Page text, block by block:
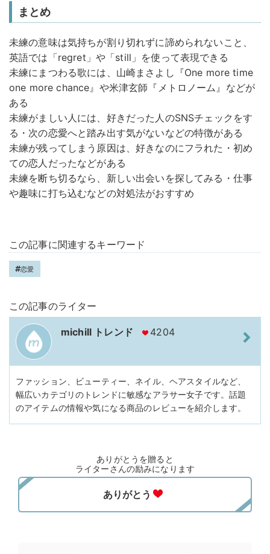
まとめ
未練の意味は気持ちが割り切れずに諦められないこと、
英語では「regret」や「still」を使って表現できる
未練にまつわる歌には、山崎まさよし『One more time
one more chance』や米津玄師『メトロノーム』などが
ある
未練がましい人には、好きだった人のSNSチェックをす
る・次の恋愛へと踏み出す気がないなどの特徴がある
未練が残ってしまう原因は、好きなのにフラれた・初め
ての恋人だったなどがある
未練を断ち切るなら、新しい出会いを探してみる・仕事
や趣味に打ち込むなどの対処法がおすすめ
この記事に関連するキーワード
恋愛
この記事のライター
michill トレンド 4204
ファッション、ビューティー、ネイル、ヘアスタイルなど、
幅広いカテゴリのトレンドに敏感なアラサー女子です。話題
のアイテムの情報や気になる商品のレビューを紹介します。
ありがとうを贈ると
ライターさんの励みになります